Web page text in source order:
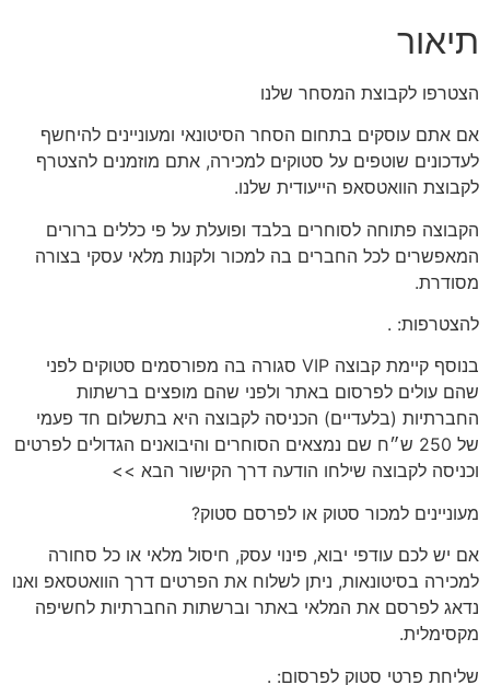
תיאור
הצטרפו לקבוצת המסחר שלנו
אם אתם עוסקים בתחום הסחר הסיטונאי ומעוניינים להיחשף
לעדכונים שוטפים על סטוקים למכירה, אתם מוזמנים להצטרף
לקבוצת הוואטסאפ הייעודית שלנו.
הקבוצה פתוחה לסוחרים בלבד ופועלת על פי כללים ברורים
המאפשרים לכל החברים בה למכור ולקנות מלאי עסקי בצורה
מסודרת.
להצטרפות: .
בנוסף קיימת קבוצה VIP סגורה בה מפורסמים סטוקים לפני
שהם עולים לפרסום באתר ולפני שהם מופצים ברשתות
החברתיות (בלעדיים) הכניסה לקבוצה היא בתשלום חד פעמי
של 250 ש״ח שם נמצאים הסוחרים והיבואנים הגדולים לפרטים
וכניסה לקבוצה שילחו הודעה דרך הקישור הבא >>
מעוניינים למכור סטוק או לפרסם סטוק?
אם יש לכם עודפי יבוא, פינוי עסק, חיסול מלאי או כל סחורה
למכירה בסיטונאות, ניתן לשלוח את הפרטים דרך הוואטסאפ ואנו
נדאג לפרסם את המלאי באתר וברשתות החברתיות לחשיפה
מקסימלית.
שליחת פרטי סטוק לפרסום: .